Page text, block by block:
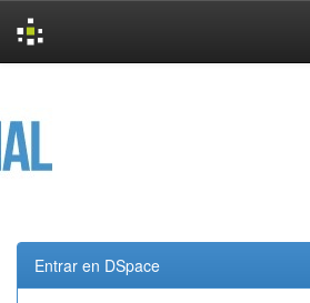
Entrar en DSpace